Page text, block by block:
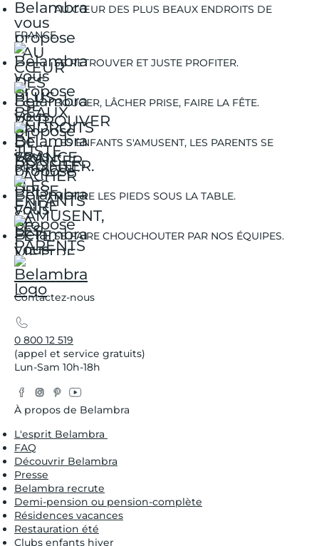
AU CŒUR DES PLUS BEAUX ENDROITS DE
FRANCE.
SE RETROUVER ET JUSTE PROFITER.
BOUGER, LÂCHER PRISE, FAIRE LA FÊTE.
LES ENFANTS S'AMUSENT, LES PARENTS SE
DÉTENDENT.
METTRE LES PIEDS SOUS LA TABLE.
SE FAIRE CHOUCHOUTER PAR NOS ÉQUIPES.
Contactez-nous
0 800 12 519
(appel et service gratuits)
Lun-Sam 10h-18h
Facebook
Instagram
Pinterest
YouTube
À propos de Belambra
L'esprit Belambra
FAQ
Découvrir Belambra
Presse
Belambra recrute
Demi-pension ou pension-complète
Résidences vacances
Restauration été
Clubs enfants hiver